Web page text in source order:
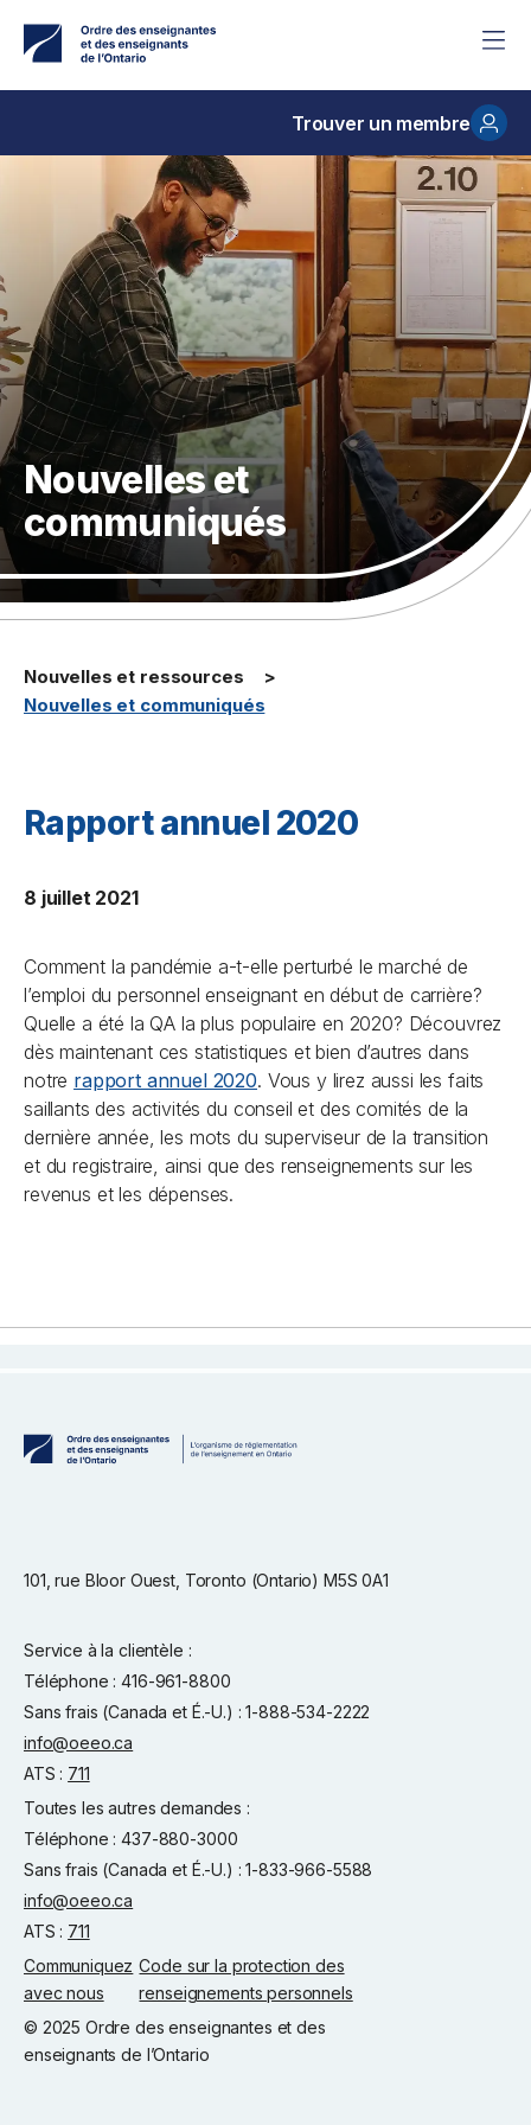
contenu
Trouver un membre
Nouvelles et
communiqués
Nouvelles et ressources
Nouvelles et communiqués
Rapport annuel 2020
8 juillet 2021
Comment la pandémie a-t-elle perturbé le marché de
l’emploi du personnel enseignant en début de carrière?
Quelle a été la QA la plus populaire en 2020? Découvrez
dès maintenant ces statistiques et bien d’autres dans
notre rapport annuel 2020. Vous y lirez aussi les faits
saillants des activités du conseil et des comités de la
dernière année, les mots du superviseur de la transition
et du registraire, ainsi que des renseignements sur les
revenus et les dépenses.
101, rue Bloor Ouest, Toronto (Ontario) M5S 0A1
Service à la clientèle :
Téléphone : 416-961-8800
Sans frais (Canada et É.-U.) : 1-888-534-2222
info@oeeo.ca
ATS : 711
Toutes les autres demandes :
Téléphone : 437-880-3000
Sans frais (Canada et É.-U.) : 1-833-966-5588
info@oeeo.ca
ATS : 711
Communiquez
avec nous
Code sur la protection des
renseignements personnels
© 2025 Ordre des enseignantes et des
enseignants de l’Ontario